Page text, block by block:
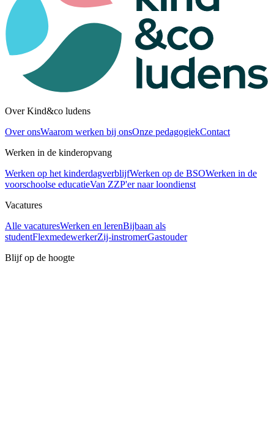
Over Kind&co ludens
Over onsWaarom werken bij onsOnze pedagogiekContact
Werken in de kinderopvang
Werken op het kinderdagverblijfWerken op de BSOWerken in de
voorschoolse educatieVan ZZP'er naar loondienst
Vacatures
Alle vacaturesWerken en lerenBijbaan als
studentFlexmedewerkerZij-instromerGastouder
Blijf op de hoogte